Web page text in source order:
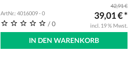
ArtNr.: 4016009 - 0
/ 0
42,91 €
39,01 € *
incl. 19 % Mwst.
IN DEN WARENKORB